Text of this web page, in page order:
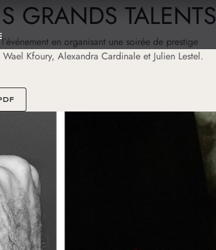
GRANDS TALENTS
en organisant une soirée de prestige
Kfoury, Alexandra Cardinale et Julien Lestel.